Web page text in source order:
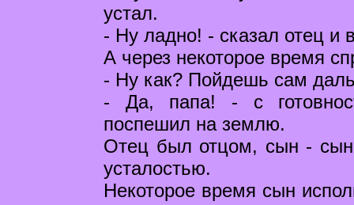
устал.
- Ну ладно! - сказал отец и
А через некоторое время
- Ну как? Пойдешь сам
- Да, папа! - с
поспешил на землю.
Отец был отцом, сын -
усталостью.
Некоторое время сын